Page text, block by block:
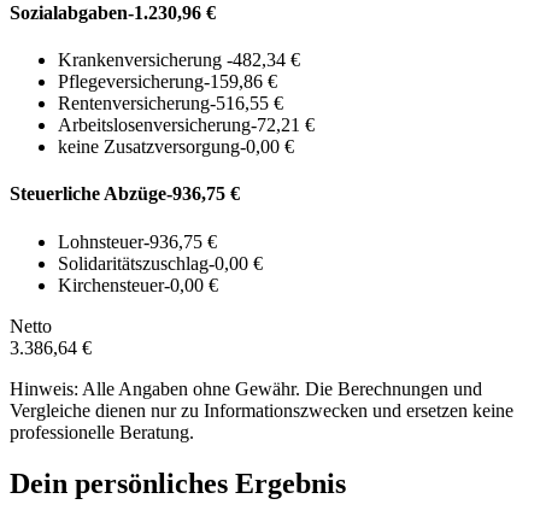
Sozialabgaben-1.230,96 €
Krankenversicherung -482,34 €
Pflegeversicherung-159,86 €
Rentenversicherung-516,55 €
Arbeitslosenversicherung-72,21 €
keine Zusatzversorgung-0,00 €
Steuerliche Abzüge-936,75 €
Lohnsteuer-936,75 €
Solidaritätszuschlag-0,00 €
Kirchensteuer-0,00 €
Netto
3.386,64 €
Hinweis: Alle Angaben ohne Gewähr. Die Berechnungen und
Vergleiche dienen nur zu Informationszwecken und ersetzen keine
professionelle Beratung.
Dein persönliches Ergebnis